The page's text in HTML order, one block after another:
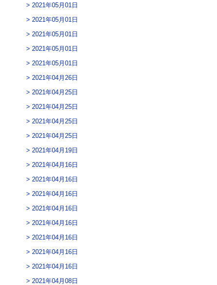
2021年05月01日
2021年05月01日
2021年05月01日
2021年05月01日
2021年05月01日
2021年04月26日
2021年04月25日
2021年04月25日
2021年04月25日
2021年04月25日
2021年04月19日
2021年04月16日
2021年04月16日
2021年04月16日
2021年04月16日
2021年04月16日
2021年04月16日
2021年04月16日
2021年04月16日
2021年04月08日